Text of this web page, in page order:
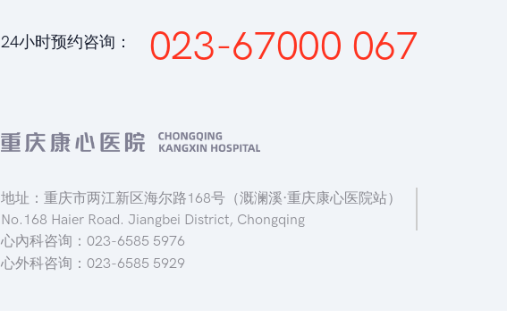
24小时预约咨询： 023-67000 067
地址：重庆市两江新区海尔路168号（溉澜溪·重庆康心医院站）
No.168 Haier Road. Jiangbei District, Chongqing
心內科咨询：023-6585 5976
心外科咨询：023-6585 5929